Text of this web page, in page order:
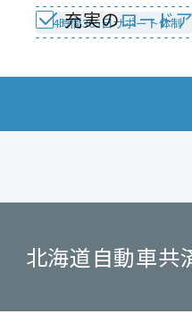
充実のロード
24時間365日サポート体制
北海道自動車共